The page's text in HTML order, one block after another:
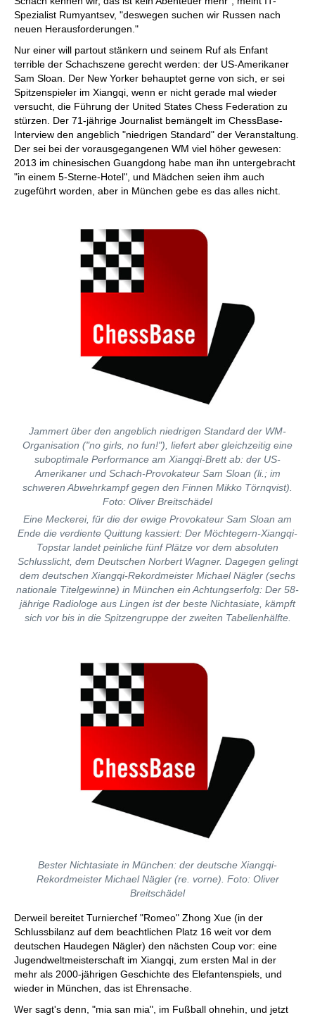
Spezialist Rumyantsev, "deswegen suchen wir Russen nach
neuen Herausforderungen."
Nur einer will partout stänkern und seinem Ruf als Enfant
terrible der Schachszene gerecht werden: der US-Amerikaner
Sam Sloan. Der New Yorker behauptet gerne von sich, er sei
Spitzenspieler im Xiangqi, wenn er nicht gerade mal wieder
versucht, die Führung der United States Chess Federation zu
stürzen. Der 71-jährige Journalist bemängelt im ChessBase-
Interview den angeblich "niedrigen Standard" der Veranstaltung.
Der sei bei der vorausgegangenen WM viel höher gewesen:
2013 im chinesischen Guangdong habe man ihn untergebracht
"in einem 5-Sterne-Hotel", und Mädchen seien ihm auch
zugeführt worden, aber in München gebe es das alles nicht.
Jammert über den angeblich niedrigen Standard der WM-
Organisation ("no girls, no fun!"), liefert aber gleichzeitig eine
suboptimale Performance am Xiangqi-Brett ab: der US-
Amerikaner und Schach-Provokateur Sam Sloan (li.; im
schweren Abwehrkampf gegen den Finnen Mikko Törnqvist).
Foto: Oliver Breitschädel
Eine Meckerei, für die der ewige Provokateur Sam Sloan am
Ende die verdiente Quittung kassiert: Der Möchtegern-Xiangqi-
Topstar landet peinliche fünf Plätze vor dem absoluten
Schlusslicht, dem Deutschen Norbert Wagner. Dagegen gelingt
dem deutschen Xiangqi-Rekordmeister Michael Nägler (sechs
nationale Titelgewinne) in München ein Achtungserfolg: Der 58-
jährige Radiologe aus Lingen ist der beste Nichtasiate, kämpft
sich vor bis in die Spitzengruppe der zweiten Tabellenhälfte.
Bester Nichtasiate in München: der deutsche Xiangqi-
Rekordmeister Michael Nägler (re. vorne). Foto: Oliver
Breitschädel
Derweil bereitet Turnierchef "Romeo" Zhong Xue (in der
Schlussbilanz auf dem beachtlichen Platz 16 weit vor dem
deutschen Haudegen Nägler) den nächsten Coup vor: eine
Jugendweltmeisterschaft im Xiangqi, zum ersten Mal in der
mehr als 2000-jährigen Geschichte des Elefantenspiels, und
wieder in München, das ist Ehrensache.
Wer sagt's denn, "mia san mia", im Fußball ohnehin, und jetzt